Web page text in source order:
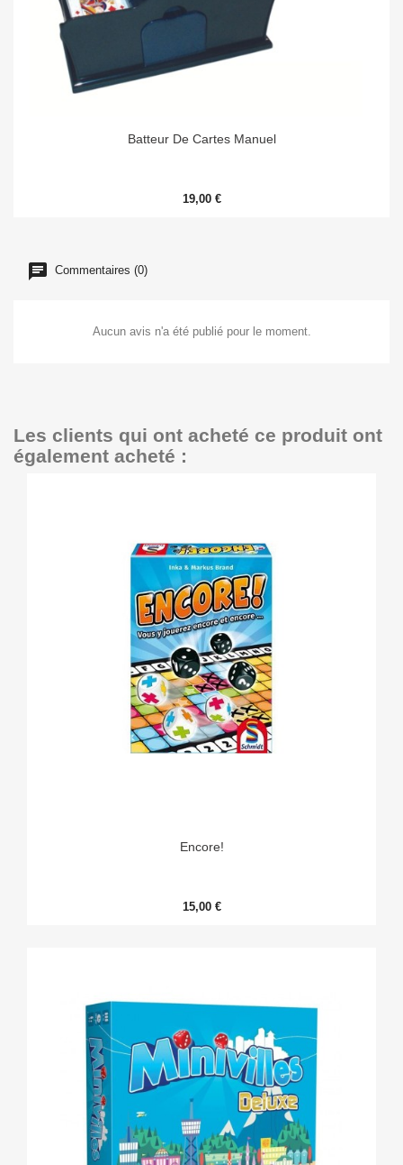
Batteur De Cartes Manuel
19,00 €
Commentaires (0)
Aucun avis n'a été publié pour le moment.
Les clients qui ont acheté ce produit ont
également acheté :
Encore!
15,00 €